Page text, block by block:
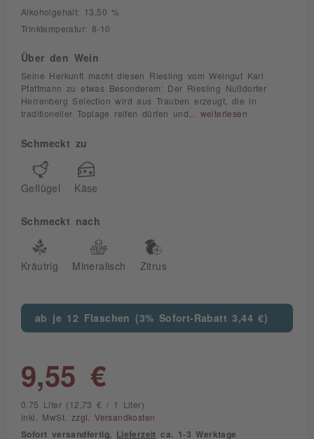
Alkoholgehalt: 13,50 %
Trinktemperatur: 8-10
Über den Wein
Seine Herkunft macht diesen Riesling vom Weingut Karl
Pfaffmann zu etwas Besonderem: Der Riesling Nußdorfer
Herrenberg Selection wird aus Trauben erzeugt, die in
traditioneller Toplage reifen dürfen und... weiterlesen
Schmeckt zu
Geflügel Käse
Schmeckt nach
Kräutrig Mineralisch Zitrus
ab je 12 Flaschen (3% Sofort-Rabatt 3,44 €)
9,55 €
0.75 Liter (12,73 € / 1 Liter)
inkl. MwSt. zzgl. Versandkosten
Sofort versandfertig, Lieferzeit ca. 1-3 Werktage